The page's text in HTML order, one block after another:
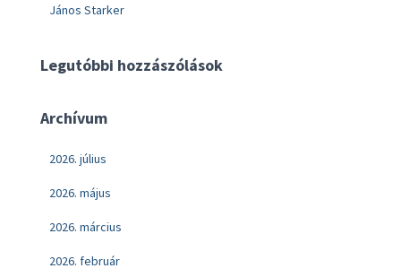
János Starker
Legutóbbi hozzászólások
Archívum
2026. július
2026. május
2026. március
2026. február